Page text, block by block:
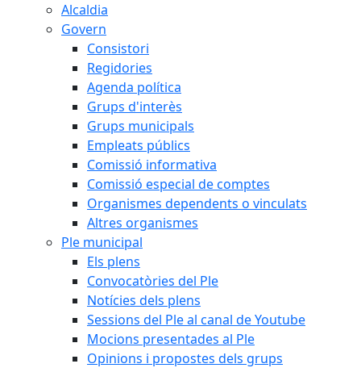
Alcaldia
Govern
Consistori
Regidories
Agenda política
Grups d'interès
Grups municipals
Empleats públics
Comissió informativa
Comissió especial de comptes
Organismes dependents o vinculats
Altres organismes
Ple municipal
Els plens
Convocatòries del Ple
Notícies dels plens
Sessions del Ple al canal de Youtube
Mocions presentades al Ple
Opinions i propostes dels grups